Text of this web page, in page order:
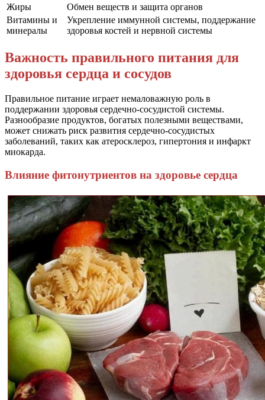
Жиры
Обмен веществ и защита органов
Витамины и
минералы
Укрепление иммунной системы, поддержание
здоровья костей и нервной системы
Важность правильного питания для
здоровья сердца и сосудов
Правильное питание играет немаловажную роль в
поддержании здоровья сердечно-сосудистой системы.
Разнообразие продуктов, богатых полезными веществами,
может снижать риск развития сердечно-сосудистых
заболеваний, таких как атеросклероз, гипертония и инфаркт
миокарда.
Влияние фитонутриентов на здоровье сердца